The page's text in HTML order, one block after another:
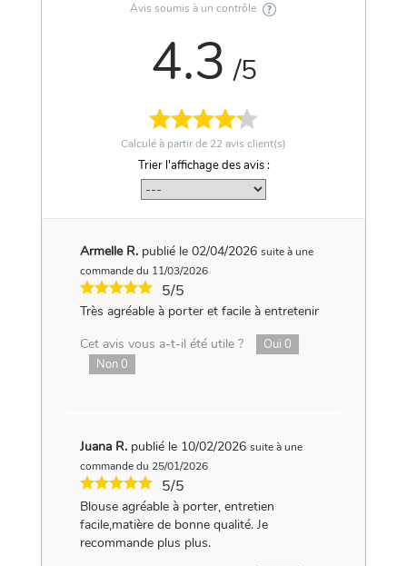
Avis soumis à un contrôle
4.3 /5
Calculé à partir de 22 avis client(s)
Trier l'affichage des avis :
Armelle R. publié le 02/04/2026 suite à une
commande du 11/03/2026
5/5
Très agréable à porter et facile à entretenir
Cet avis vous a-t-il été utile ?
Oui 0
Non0
Juana R. publié le 10/02/2026 suite à une
commande du 25/01/2026
5/5
Blouse agréable à porter, entretien
facile,matière de bonne qualité. Je
recommande plus plus.